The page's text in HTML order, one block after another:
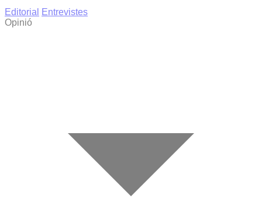
Editorial
Entrevistes
Opinió